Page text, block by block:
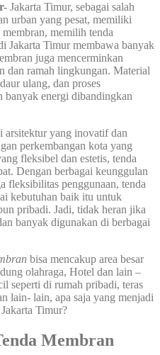
Jakarta Timur, sebagai salah
urban yang pesat, memiliki
memilih tenda
Jakarta Timur membawa banyak
juga mencerminkan
dan ramah lingkungan. Material
ulang, dan proses
banyak energi dibandingkan
arsitektur yang inovatif dan
perkembangan kota yang
fleksibel dan estetis, tenda
Dengan berbagai keunggulan
fleksibilitas penggunaan, tenda
kebutuhan baik itu untuk
pribadi. Jadi, tidak heran jika
banyak digunakan di berbagai
bisa mencakup area besar
olahraga, Hotel dan lain –
seperti di rumah pribadi, teras
lain- lain, apa saja yang menjadi
Timur?
Membran